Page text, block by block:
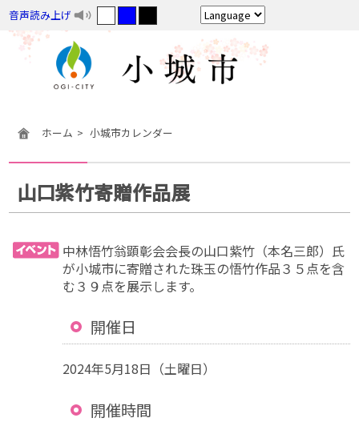
音声読み上げ
ホーム 小城市カレンダー
山口紫竹寄贈作品展
中林悟竹翁顕彰会会長の山口紫竹（本名三郎）氏
が小城市に寄贈された珠玉の悟竹作品３５点を含
む３９点を展示します。
開催日
2024年5月18日（土曜日）
開催時間